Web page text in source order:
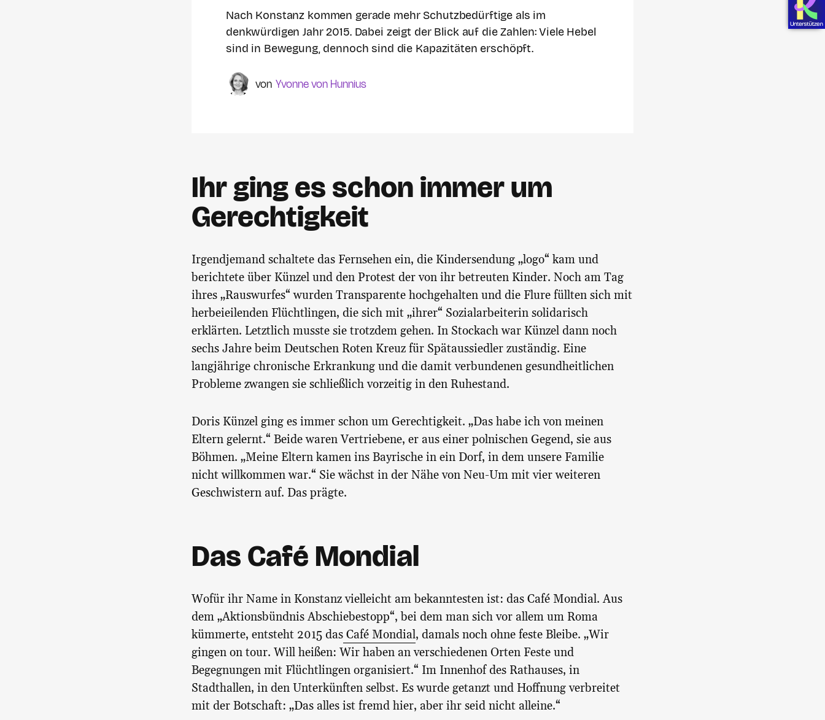
Nach Konstanz kommen gerade mehr Schutzbedürftige als im
denkwürdigen Jahr 2015. Dabei zeigt der Blick auf die Zahlen: Viele Hebel
sind in Bewegung, dennoch sind die Kapazitäten erschöpft.
Yvonne von Hunnius
Ihr ging es schon immer um
Gerechtigkeit
Irgendjemand schaltete das Fernsehen ein, die Kindersendung „logo“ kam und
berichtete über Künzel und den Protest der von ihr betreuten Kinder. Noch am Tag
ihres „Rauswurfes“ wurden Transparente hochgehalten und die Flure füllten sich mit
herbeieilenden Flüchtlingen, die sich mit „ihrer“ Sozialarbeiterin solidarisch
erklärten. Letztlich musste sie trotzdem gehen. In Stockach war Künzel dann noch
sechs Jahre beim Deutschen Roten Kreuz für Spätaussiedler zuständig. Eine
langjährige chronische Erkrankung und die damit verbundenen gesundheitlichen
Probleme zwangen sie schließlich vorzeitig in den Ruhestand.
Doris Künzel ging es immer schon um Gerechtigkeit. „Das habe ich von meinen
Eltern gelernt.“ Beide waren Vertriebene, er aus einer polnischen Gegend, sie aus
Böhmen. „Meine Eltern kamen ins Bayrische in ein Dorf, in dem unsere Familie
nicht willkommen war.“ Sie wächst in der Nähe von Neu-Um mit vier weiteren
Geschwistern auf. Das prägte.
Das Café Mondial
Wofür ihr Name in Konstanz vielleicht am bekanntesten ist: das Café Mondial. Aus
dem „Aktionsbündnis Abschiebestopp“, bei dem man sich vor allem um Roma
kümmerte, entsteht 2015 das Café Mondial, damals noch ohne feste Bleibe. „Wir
gingen on tour. Will heißen: Wir haben an verschiedenen Orten Feste und
Begegnungen mit Flüchtlingen organisiert.“ Im Innenhof des Rathauses, in
Stadthallen, in den Unterkünften selbst. Es wurde getanzt und Hoffnung verbreitet
mit der Botschaft: „Das alles ist fremd hier, aber ihr seid nicht alleine.“